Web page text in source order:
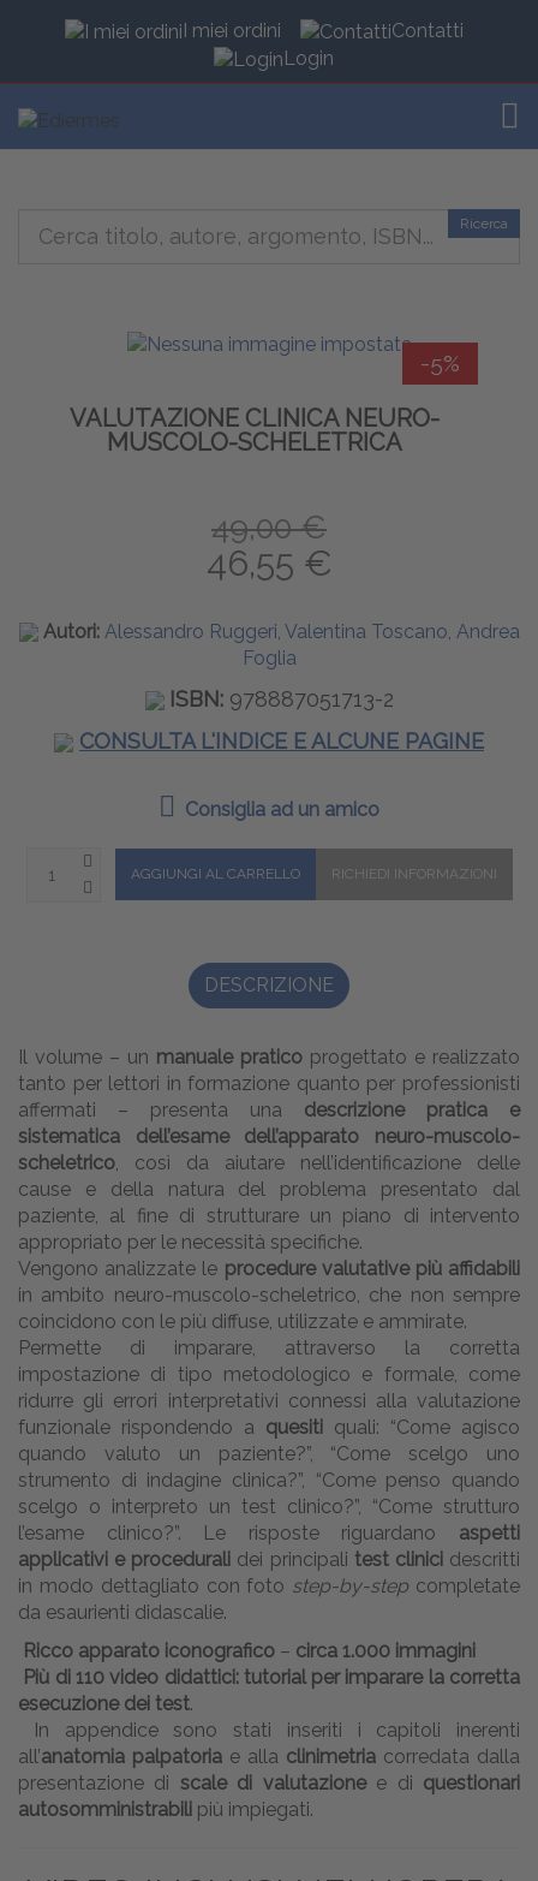
I miei ordini
Contatti
Login
Ricerca
-5%
VALUTAZIONE CLINICA NEURO-
MUSCOLO-SCHELETRICA
49,00 €
46,55 €
Autori: Alessandro Ruggeri, Valentina Toscano, Andrea
Foglia
ISBN: 978887051713-2
CONSULTA L'INDICE E ALCUNE PAGINE
Consiglia ad un amico
DESCRIZIONE
Il volume – un manuale pratico progettato e realizzato
tanto per lettori in formazione quanto per professionisti
affermati – presenta una descrizione pratica e
sistematica dell’esame dell’apparato neuro-muscolo-
scheletrico , così da aiutare nell’identificazione delle
cause e della natura del problema presentato dal
paziente, al fine di strutturare un piano di intervento
appropriato per le necessità specifiche.
Vengono analizzate le procedure valutative più affidabili
in ambito neuro-muscolo-scheletrico, che non sempre
coincidono con le più diffuse, utilizzate e ammirate.
Permette di imparare, attraverso la corretta
impostazione di tipo metodologico e formale, come
ridurre gli errori interpretativi connessi alla valutazione
funzionale rispondendo a quesiti
quali: “Come agisco
quando valuto un paziente?”, “Come scelgo uno
strumento di indagine clinica?”, “Come penso quando
scelgo o interpreto un test clinico?”, “Come strutturo
l’esame clinico?”. Le risposte riguardano aspetti
applicativi e procedurali dei principali test clinici descritti
in modo dettagliato con foto step-by-stepcompletate
da esaurienti didascalie.
Ricco apparato iconografico – circa 1.000 immagini
Più di 110 video didattici: tutorial per imparare la corretta
esecuzione dei test.
In appendice sono stati inseriti i capitoli inerenti
all’anatomia palpatoria e alla clinimetria corredata dalla
presentazione di scale di valutazionee di questionari
autosomministrabili più impiegati.